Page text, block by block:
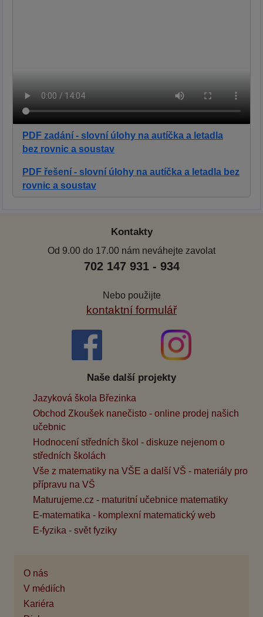
PDF zadání - slovní úlohy na autíčka a letadla
bez rovnic a soustav
PDF řešení - slovní úlohy na autíčka a letadla bez
rovnic a soustav
Kontakty
Od 9.00 do 17.00 nám neváhejte zavolat
702 147 931 - 934
Nebo použijte
kontaktní formulář
Naše další projekty
Jazyková škola Březinka
Obchod Zkoušek nanečisto - online prodej našich
učebnic
Hodnocení středních škol - diskuze nejenom o
středních školách
Vše z matematiky na VŠE a další VŠ - materiály pro
přípravu na VŠ
Maturujeme.cz - maturitní učebnice matematiky
E-matematika - komplexní matematický web
E-fyzika - svět fyziky
O nás
V médiích
Kariéra